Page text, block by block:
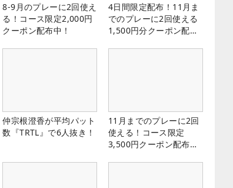
8-9月のプレーに2回使え
る！コース限定2,000円
クーポン配布中！
4日間限定配布！11月ま
でのプレーに2回使える
1,500円分クーポン配布
仲宗根澄香が平均パット
数『TRTL』で6人抜き！
11月までのプレーに2回
使える！コース限定
3,500円クーポン配布